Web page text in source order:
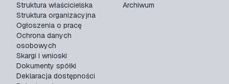
Struktura właścicielska
Struktura organizacyjna
Ogłoszenia o pracę
Ochrona danych
osobowych
Skargi i wnioski
Dokumenty spółki
Deklaracja dostępności
Archiwum